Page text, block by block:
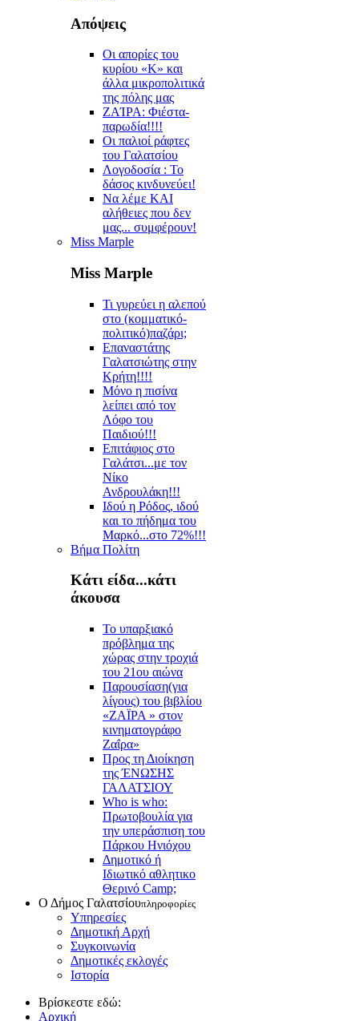
Απόψεις
Οι απορίες του
κυρίου «Κ» και
άλλα μικροπολιτικά
της πόλης μας
ZAΊΡΑ: Φιέστα-
παρωδία!!!!
Οι παλιοί ράφτες
του Γαλατσίου
Λογοδοσία : Το
δάσος κινδυνεύει!
Να λέμε ΚΑΙ
αλήθειες που δεν
μας... συμφέρουν!
Miss Marple
Miss Marple
Τι γυρεύει η αλεπού
στο (κομματικό-
πολιτικό)παζάρι;
Επαναστάτης
Γαλατσιώτης στην
Κρήτη!!!!
Μόνο η πισίνα
λείπει από τον
Λόφο του
Παιδιού!!!
Επιτάφιος στο
Γαλάτσι...με τον
Νίκο
Ανδρουλάκη!!!
Ιδού η Ρόδος, ιδού
και το πήδημα του
Μαρκό...στο 72%!!!
Βήμα Πολίτη
Κάτι είδα...κάτι
άκουσα
Το υπαρξιακό
πρόβλημα της
χώρας στην τροχιά
του 21ου αιώνα
Παρουσίαση(για
λίγους) του βιβλίου
«ΖΑΪΡΑ » στον
κινηματογράφο
Ζαΐρα»
Προς τη Διοίκηση
της ΈΝΩΣΗΣ
ΓΑΛΑΤΣΙΟΥ
Who is who:
Πρωτοβουλία για
την υπεράσπιση του
Πάρκου Ηνιόχου
Δημοτικό ή
Ιδιωτικό αθλητικο
Θερινό Camp;
Ο Δήμος Γαλατσίουπληροφορίες
Υπηρεσίες
Δημοτική Αρχή
Συγκοινωνία
Δημοτικές εκλογές
Ιστορία
Βρίσκεστε εδώ:
Αρχική